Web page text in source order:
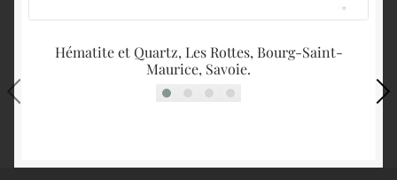
Hématite et Quartz, Les Rottes, Bourg-Saint-
Maurice, Savoie.